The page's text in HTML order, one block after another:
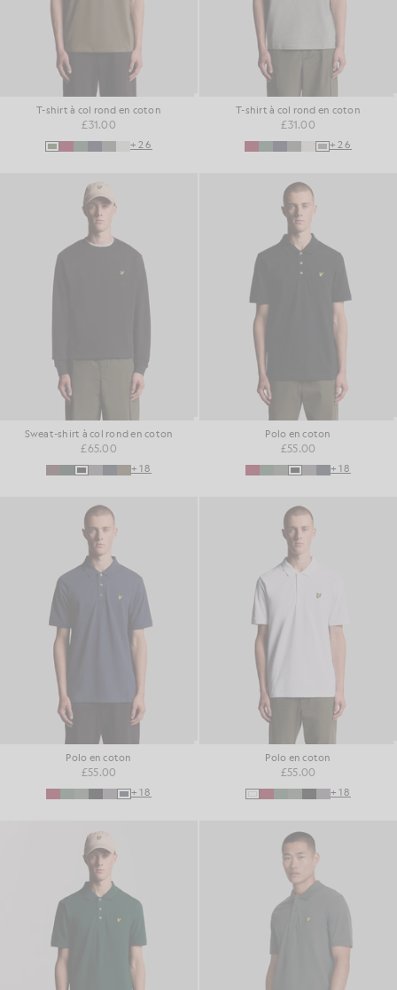
T-shirt à col rond en coton
£31.00
+26
T-shirt à col rond en coton
£31.00
+26
Sweat-shirt à col rond en coton
£65.00
+18
Polo en coton
£55.00
+18
Polo en coton
£55.00
+18
Polo en coton
£55.00
+18